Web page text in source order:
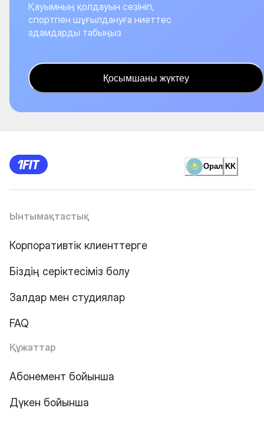
Қауымның қолдауын сезініп,
спортпен шұғылдануға ниеттес
адамдарды табыңыз
Қосымшаны жүктеу
Орал KK
Ынтымақтастық
Корпоративтік клиенттерге
Біздің серіктесіміз болу
Залдар мен студиялар
FAQ
Құжаттар
Абонемент бойынша
Дүкен бойынша